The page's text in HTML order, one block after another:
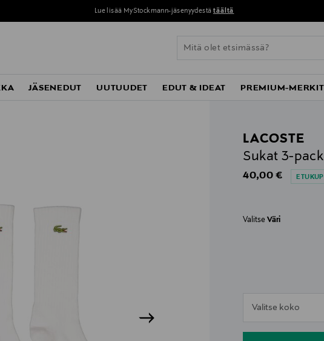
Lue lisää MyStockmann-jäsenyydestä täältä
JÄSENEDUT UUTUUDET EDUT & IDEAT PREMIUM-MERKIT
LACOSTE
Sukat 3-pack
Original Price
40,00 €
ValitseVäri
Valitse koko